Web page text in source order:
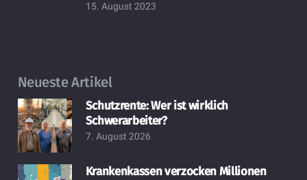
15. August 2023
Neueste Artikel
Schutzrente: Wer ist wirklich
Schwerarbeiter?
7. August 2026
Krankenkassen verzocken Millionen